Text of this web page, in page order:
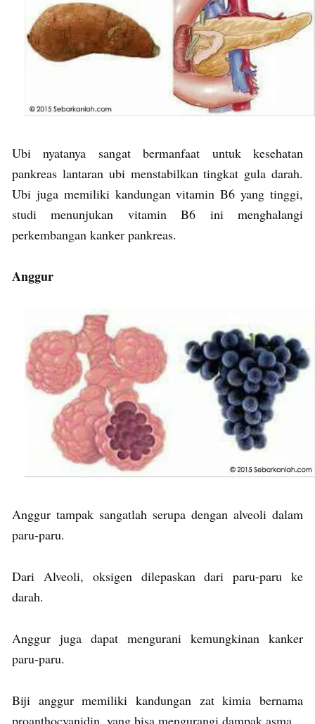
Ubi nyatanya sangat bermanfaat untuk kesehatan
pankreas lantaran ubi menstabilkan tingkat gula darah.
Ubi juga memiliki kandungan vitamin B6 yang tinggi,
studi menunjukan vitamin B6 ini menghalangi
perkembangan kanker pankreas.
Anggur
Anggur tampak sangatlah serupa dengan alveoli dalam
paru-paru.
Dari Alveoli, oksigen dilepaskan dari paru-paru ke
darah.
Anggur juga dapat mengurani kemungkinan kanker
paru-paru.
Biji anggur memiliki kandungan zat kimia bernama
proanthocyanidin, yang bisa mengurangi dampak asma.